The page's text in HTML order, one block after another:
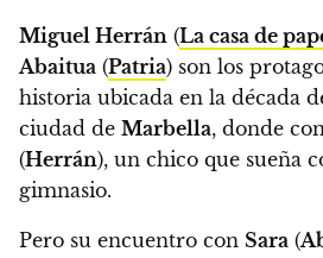
Miguel Herrán (La casa de
Abaitua (Patria) son los
historia ubicada en la década
ciudad de Marbella, donde
(Herrán), un chico que sueña
gimnasio.
Pero su encuentro con Sara (